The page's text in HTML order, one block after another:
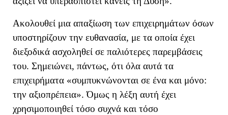
Ακολουθεί μια απαξίωση των επιχειρημάτων όσων
υποστηρίζουν την ευθανασία, με τα οποία έχει
διεξοδικά ασχοληθεί σε παλιότερες παρεμβάσεις
του. Σημειώνει, πάντως, ότι όλα αυτά τα
επιχειρήματα «συμπυκνώνονται σε ένα και μόνο:
την αξιοπρέπεια». Όμως η λέξη αυτή έχει
χρησιμοποιηθεί τόσο συχνά και τόσο